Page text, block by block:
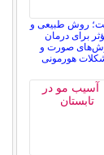
روش طبیعی و
برای درمان
صورت و
هورمونی